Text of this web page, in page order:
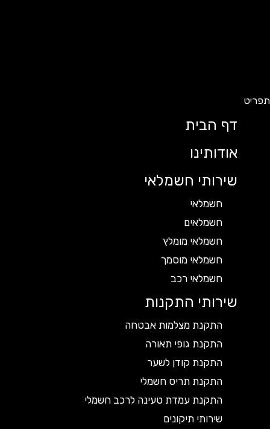
דף הבית
אודותינו
שירותי חשמלאי
חשמלאי
חשמלאים
חשמלאי מומלץ
חשמלאי מוסמך
חשמלאי רכב
שירותי התקנות
התקנת מצלמות אבטחה
התקנת גופי תאורה
התקנת קודן לשער
התקנת תריס חשמלי
התקנת עמדת טעינה לרכב חשמלי
שירותי תיקונים